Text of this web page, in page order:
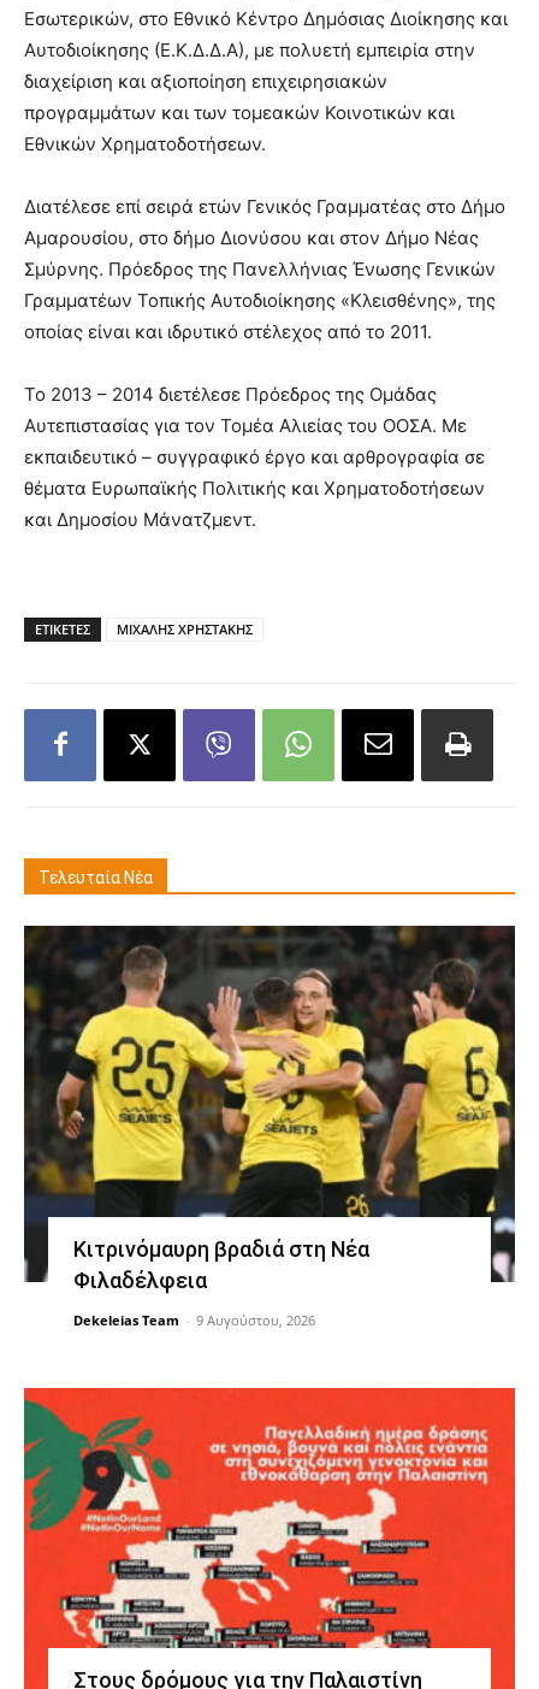
Εσωτερικών, στο Εθνικό Κέντρο Δημόσιας Διοίκησης και
Αυτοδιοίκησης (Ε.Κ.Δ.Δ.Α), με πολυετή εμπειρία στην
διαχείριση και αξιοποίηση επιχειρησιακών
προγραμμάτων και των τομεακών Κοινοτικών και
Εθνικών Χρηματοδοτήσεων.
Διατέλεσε επί σειρά ετών Γενικός Γραμματέας στο Δήμο
Αμαρουσίου, στο δήμο Διονύσου και στον Δήμο Νέας
Σμύρνης. Πρόεδρος της Πανελλήνιας Ένωσης Γενικών
Γραμματέων Τοπικής Αυτοδιοίκησης «Κλεισθένης», της
οποίας είναι και ιδρυτικό στέλεχος από το 2011.
Το 2013 – 2014 διετέλεσε Πρόεδρος της Ομάδας
Αυτεπιστασίας για τον Τομέα Αλιείας του ΟΟΣΑ. Με
εκπαιδευτικό – συγγραφικό έργο και αρθρογραφία σε
θέματα Ευρωπαϊκής Πολιτικής και Χρηματοδοτήσεων
και Δημοσίου Μάνατζμεντ.
ΕΤΙΚΕΤΕΣ ΜΙΧΑΛΗΣ ΧΡΗΣΤΑΚΗΣ
Τελευταία Νέα
Κιτρινόμαυρη βραδιά στη Νέα
Φιλαδέλφεια
Dekeleias Team - 9 Αυγούστου, 2026
Στους δρόμους για την Παλαιστίνη